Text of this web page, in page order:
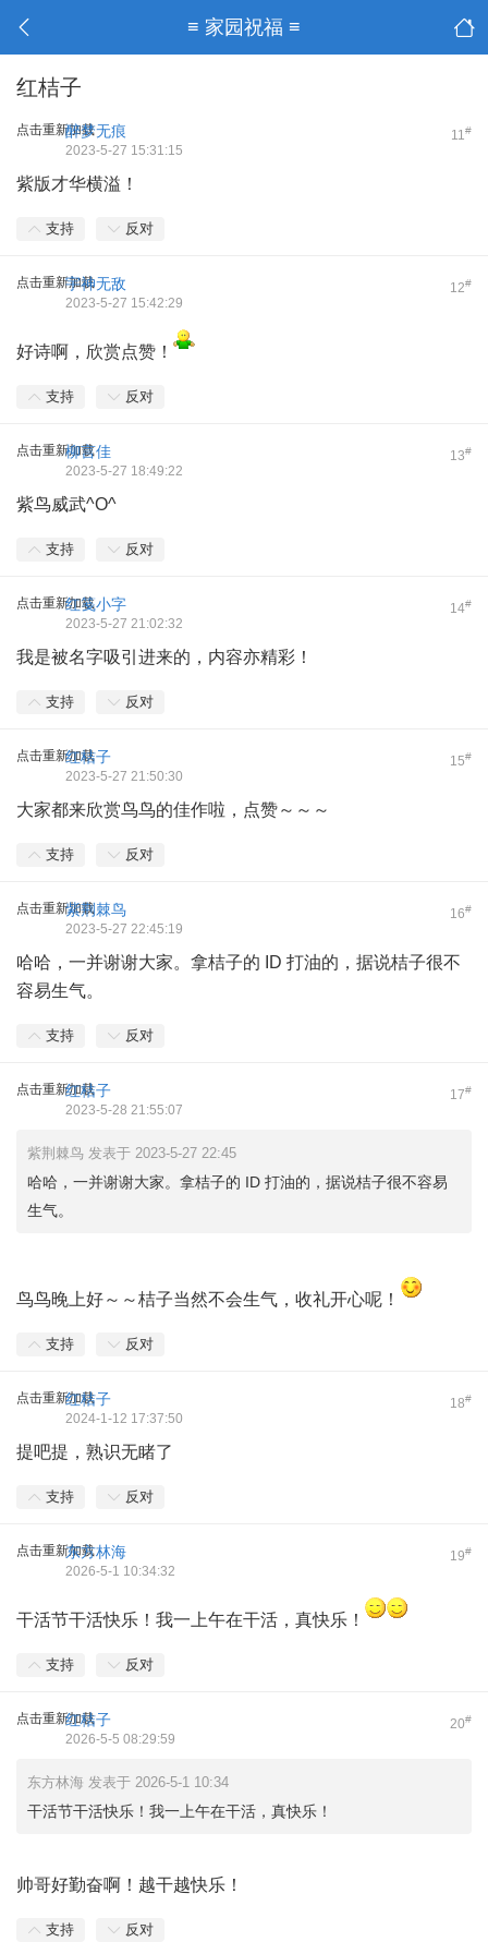
≡ 家园祝福 ≡
红桔子
点击重新加载 11#
醉梦无痕
2023-5-27 15:31:15
紫版才华横溢！
支持 反对
点击重新加载 12#
宇神无敌
2023-5-27 15:42:29
好诗啊，欣赏点赞！
支持 反对
点击重新加载 13#
柳言佳
2023-5-27 18:49:22
紫鸟威武^O^
支持 反对
点击重新加载 14#
红笺小字
2023-5-27 21:02:32
我是被名字吸引进来的，内容亦精彩！
支持 反对
点击重新加载 15#
红桔子
2023-5-27 21:50:30
大家都来欣赏鸟鸟的佳作啦，点赞～～～
支持 反对
点击重新加载 16#
紫荆棘鸟
2023-5-27 22:45:19
哈哈，一并谢谢大家。拿桔子的 ID 打油的，据说桔子很不
容易生气。
支持 反对
点击重新加载 17#
红桔子
2023-5-28 21:55:07
紫荆棘鸟 发表于 2023-5-27 22:45
哈哈，一并谢谢大家。拿桔子的 ID 打油的，据说桔子很不容易
生气。
鸟鸟晚上好～～桔子当然不会生气，收礼开心呢！
支持 反对
点击重新加载 18#
红桔子
2024-1-12 17:37:50
提吧提，熟识无睹了
支持 反对
点击重新加载 19#
东方林海
2026-5-1 10:34:32
干活节干活快乐！我一上午在干活，真快乐！
支持 反对
点击重新加载 20#
红桔子
2026-5-5 08:29:59
东方林海 发表于 2026-5-1 10:34
干活节干活快乐！我一上午在干活，真快乐！
帅哥好勤奋啊！越干越快乐！
支持 反对